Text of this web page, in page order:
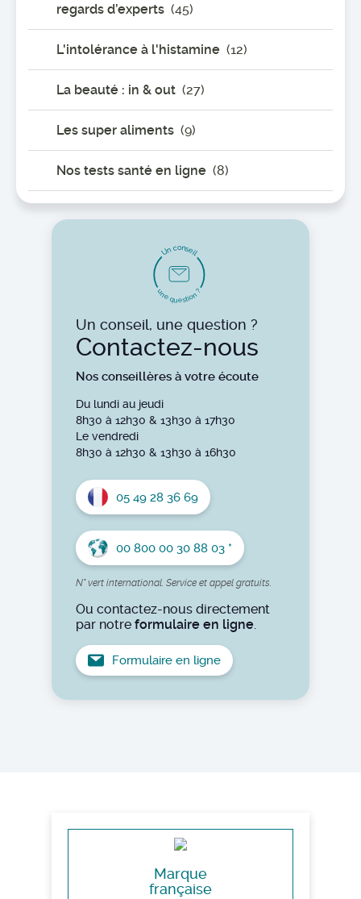
regards d’experts (45)
L'intolérance à l'histamine (12)
La beauté : in & out (27)
Les super aliments (9)
Nos tests santé en ligne (8)
unequestion?
Unconse
i
l
Un conseil, une question ?
Contactez-nous
Nos conseillères à votre écoute
Du lundi au jeudi
8h30 à 12h30 & 13h30 à 17h30
Le vendredi
8h30 à 12h30 & 13h30 à 16h30
05 49 28 36 69
00 800 00 30 88 03 *
N° vert international. Service et appel gratuits.
Ou contactez-nous directement
par notre formulaire en ligne.
Formulaire en ligne
Marque
française